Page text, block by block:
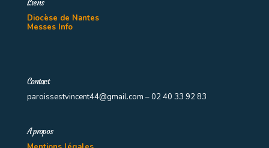
Liens
Diocèse de Nantes
Messes Info
Contact
paroissestvincent44@gmail.com – 02 40 33 92 83
A propos